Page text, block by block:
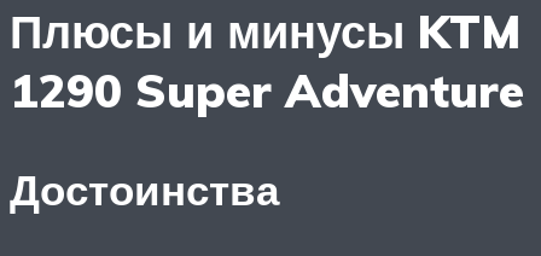
Плюсы и минусы KTM
1290 Super Adventure
Достоинства